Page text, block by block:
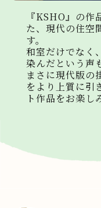
『KSHO』の作
た、現代の住空
す。
和室だけでなく
染んだという声
まさに現代版の
をより上質に引
ト作品をお楽し
5．個人情報の
弊社は、次に掲
ーザーの同意を
を提供すること
保護法その他の
・人の生命、
がある場合であ
難であるとき
・国の機関もし
を受けた者が